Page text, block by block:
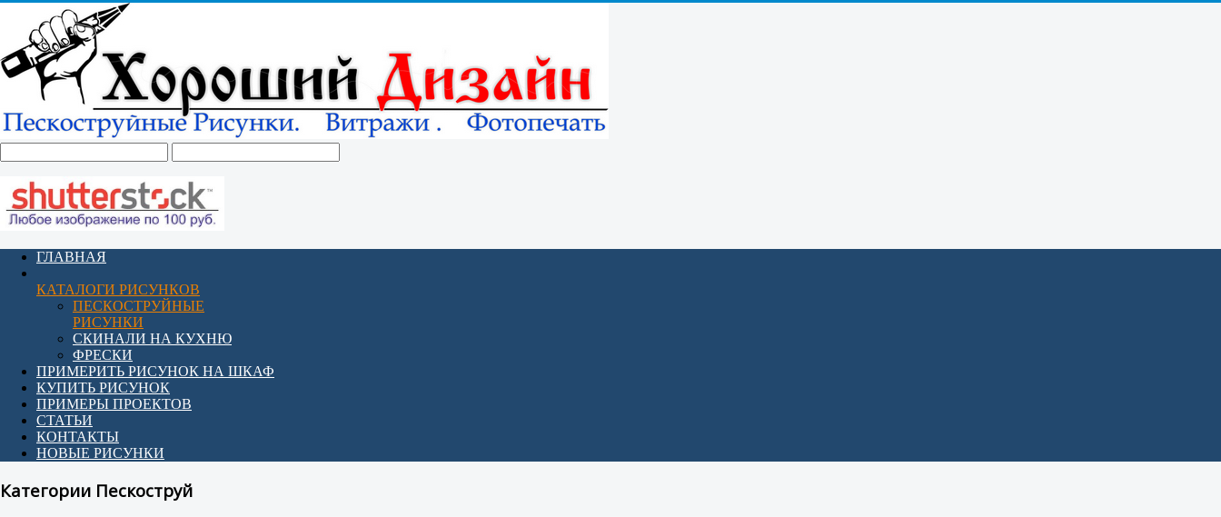
ГЛАВНАЯ
КАТАЛОГИ РИСУНКОВ
ПЕСКОСТРУЙНЫЕ
РИСУНКИ
СКИНАЛИ НА КУХНЮ
ФРЕСКИ
ПРИМЕРИТЬ РИСУНОК НА ШКАФ
КУПИТЬ РИСУНОК
ПРИМЕРЫ ПРОЕКТОВ
СТАТЬИ
КОНТАКТЫ
НОВЫЕ РИСУНКИ
Категории Пескоструй